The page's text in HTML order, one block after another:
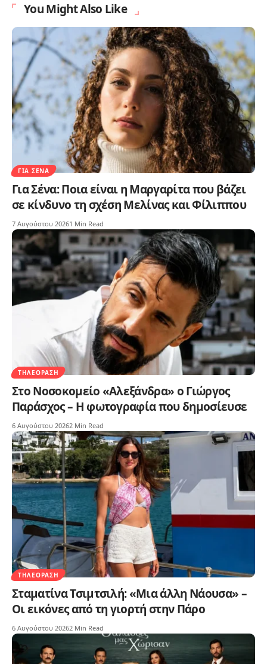
You Might Also Like
ΓΙΑ ΣΈΝΑ
Για Σένα: Ποια είναι η Μαργαρίτα που βάζει
σε κίνδυνο τη σχέση Μελίνας και Φίλιππου
7 Αυγούστου 20261 Min Read
ΤΗΛΕΌΡΑΣΗ
Στο Νοσοκομείο «Αλεξάνδρα» ο Γιώργος
Παράσχος – Η φωτογραφία που δημοσίευσε
6 Αυγούστου 20262 Min Read
ΤΗΛΕΌΡΑΣΗ
Σταματίνα Τσιμτσιλή: «Μια άλλη Νάουσα» –
Οι εικόνες από τη γιορτή στην Πάρο
6 Αυγούστου 20262 Min Read